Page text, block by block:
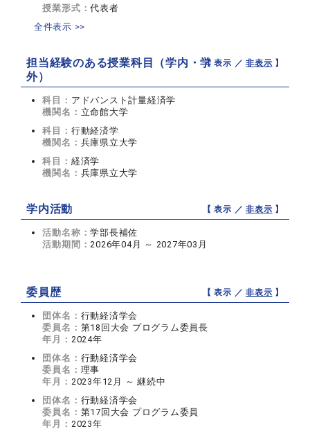
授業形式：代表者
全件表示 >>
担当経験のある授業科目（学内・学
外）
【 表示 ／非表示 】
科目： アドバンスト計量経済学
機関名： 立命館大学
科目： 行動経済学
機関名： 兵庫県立大学
科目： 経済学
機関名： 兵庫県立大学
学内活動 【 表示 ／非表示 】
活動名称：学部長補佐
活動期間：2026年04月 ～ 2027年03月
委員歴 【 表示 ／非表示 】
団体名： 行動経済学会
委員名： 第18回大会 プログラム委員長
年月： 2024年
団体名： 行動経済学会
委員名： 理事
年月： 2023年12月 ～ 継続中
団体名： 行動経済学会
委員名： 第17回大会 プログラム委員
年月： 2023年